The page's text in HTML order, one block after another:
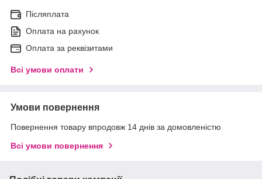
Післяплата
Оплата на рахунок
Оплата за реквізитами
Всі умови оплати
Умови повернення
Повернення товару впродовж 14 днів за домовленістю
Всі умови повернення